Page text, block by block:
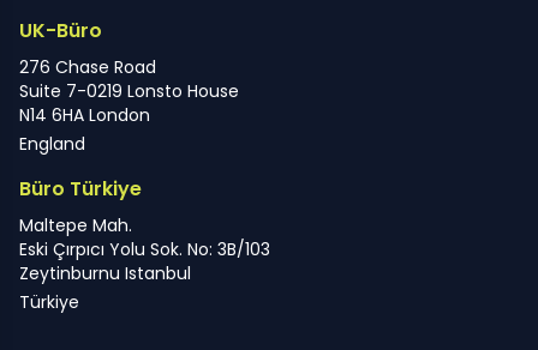
UK-Büro
276 Chase Road
Suite 7-0219 Lonsto House
N14 6HA London
England
Büro Türkiye
Maltepe Mah.
Eski Çırpıcı Yolu Sok. No: 3B/103
Zeytinburnu Istanbul
Türkiye